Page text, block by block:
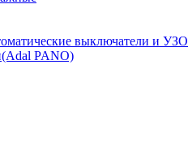
выключатели и УЗО
PANO)